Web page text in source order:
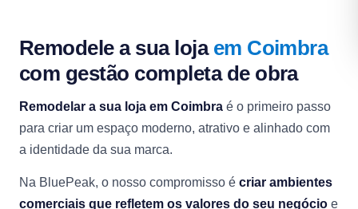
Remodele a sua loja em Coimbra
com gestão completa de obra
Remodelar a sua loja em Coimbra é o primeiro passo
para criar um espaço moderno, atrativo e alinhado com
a identidade da sua marca.
Na BluePeak, o nosso compromisso é criar ambientes
comerciais que refletem os valores do seu negócio e